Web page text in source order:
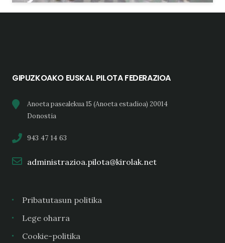
GIPUZKOAKO EUSKAL PILOTA FEDERAZIOA
Anoeta pasealekua 15 (Anoeta estadioa) 20014
Donostia
943 47 14 63
administrazioa.pilota@kirolak.net
Pribatutasun politika
Lege oharra
Cookie-politika